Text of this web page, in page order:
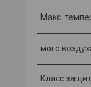
Макс.
мого
Класс